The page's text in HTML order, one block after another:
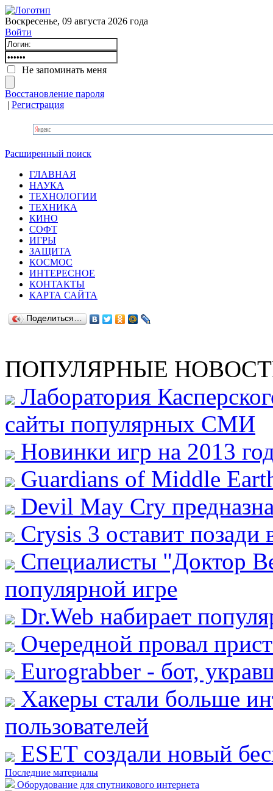
Воскресенье, 09 августа 2026 года
Войти
Не запоминать меня
Восстановление пароля
| Регистрация
Расширенный поиск
ГЛАВНАЯ
НАУКА
ТЕХНОЛОГИИ
ТЕХНИКА
КИНО
СОФТ
ИГРЫ
ЗАЩИТА
КОСМОС
ИНТЕРЕСНОЕ
КОНТАКТЫ
КАРТА САЙТА
Поделиться…
ПОПУЛЯРНЫЕ
Лаборатория
сайты популярных СМИ
Новинки игр на 2013
Guardians of Middle
Devil May Cry
Crysis 3 оставит позади
Специалисты "Доктор
популярной игре
Dr.Web набирает
Очередной провал
Eurograbber - бот,
Хакеры стали больше
пользователей
ESET cоздали новый
Последние материалы
Оборудование для спутникового интернета